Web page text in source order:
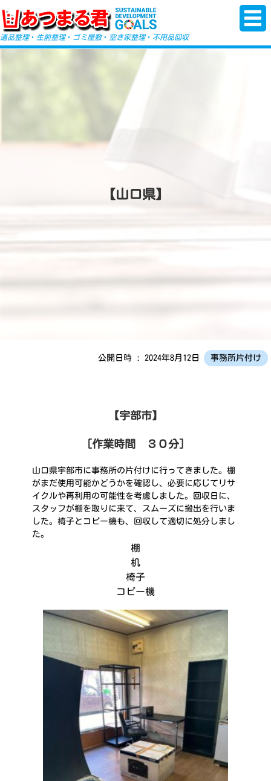
-->
遺品整理・ 生前整理・ ゴミ屋敷・ 空き家整理・ 不用品回収
【山口県】
公開日時 : 2024年8月12日 事務所片付け
【宇部市】
［作業時間 ３０分］
山口県宇部市に事務所の片付けに行ってきました。棚
がまだ使用可能かどうかを確認し、必要に応じてリサ
イクルや再利用の可能性を考慮しました。回収日に、
スタッフが棚を取りに来て、スムーズに搬出を行いま
した。椅子とコピー機も、回収して適切に処分しまし
た。
棚
机
椅子
コピー機